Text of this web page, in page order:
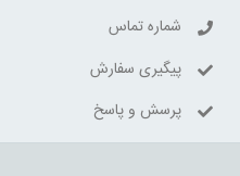
شماره تماس
پیگیری سفارش
پرسش و پاسخ